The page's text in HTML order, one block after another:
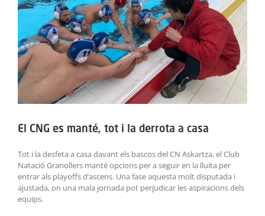
BLOG
EMPRESES
CONTACTE
TREBALLA AMB NOSALTRES!
El CNG es manté, tot i la derrota a casa
Tot i la desfeta a casa davant els bascos del CN Askartza, el Club
Natació Granollers manté opcions per a seguir en la lluita per
entrar als playoffs d’ascens. Una fase aquesta molt disputada i
ajustada, on una mala jornada pot perjudicar les aspiracions dels
equips.